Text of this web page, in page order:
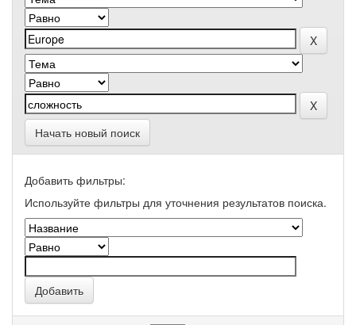
Начать новый поиск
Добавить фильтры:
Используйте фильтры для уточнения результатов поиска.